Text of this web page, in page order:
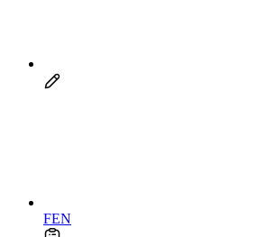
FEN